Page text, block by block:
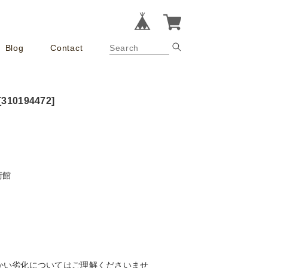
Blog Contact
館
劣化についてはご理解くださいませ